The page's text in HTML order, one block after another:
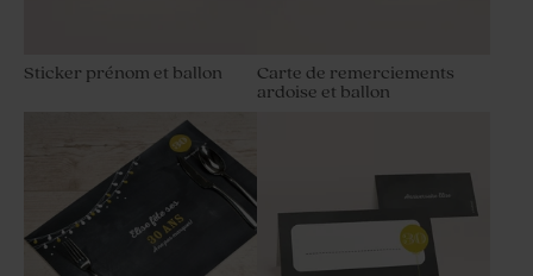
Sticker prénom et ballon
Carte de remerciements
ardoise et ballon